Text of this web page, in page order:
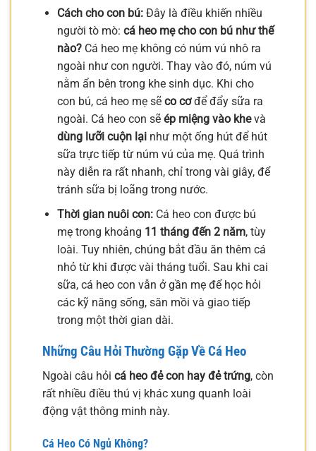
Cách cho con bú:Đây là điều khiến nhiều
người tò mò: cá heo mẹ cho con bú như thế
nào?Cá heo mẹ không có núm vú nhô ra
ngoài như con người. Thay vào đó, núm vú
nằm ẩn bên trong khe sinh dục. Khi cho
con bú, cá heo mẹ sẽ co cơđể đẩy sữa ra
ngoài. Cá heo con sẽ ép miệng vào khevà
dùng lưỡi cuộn lạinhư một ống hút để hút
sữa trực tiếp từ núm vú của mẹ. Quá trình
này diễn ra rất nhanh, chỉ trong vài giây, để
tránh sữa bị loãng trong nước.
Thời gian nuôi con:Cá heo con được bú
mẹ trong khoảng 11 tháng đến 2 năm, tùy
loài. Tuy nhiên, chúng bắt đầu ăn thêm cá
nhỏ từ khi được vài tháng tuổi. Sau khi cai
sữa, cá heo con vẫn ở gần mẹ để học hỏi
các kỹ năng sống, săn mồi và giao tiếp
trong một thời gian dài.
Những Câu Hỏi Thường Gặp Về Cá Heo
Ngoài câu hỏi cá heo đẻ con hay đẻ trứng, còn
rất nhiều điều thú vị khác xung quanh loài
động vật thông minh này.
Cá Heo Có Ngủ Không?